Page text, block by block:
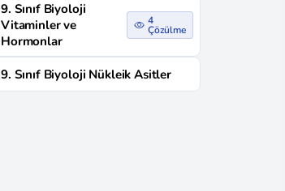
9. Sınıf Biyoloji
Vitaminler ve
Hormonlar
4
Çözülme
9. Sınıf Biyoloji Nükleik Asitler